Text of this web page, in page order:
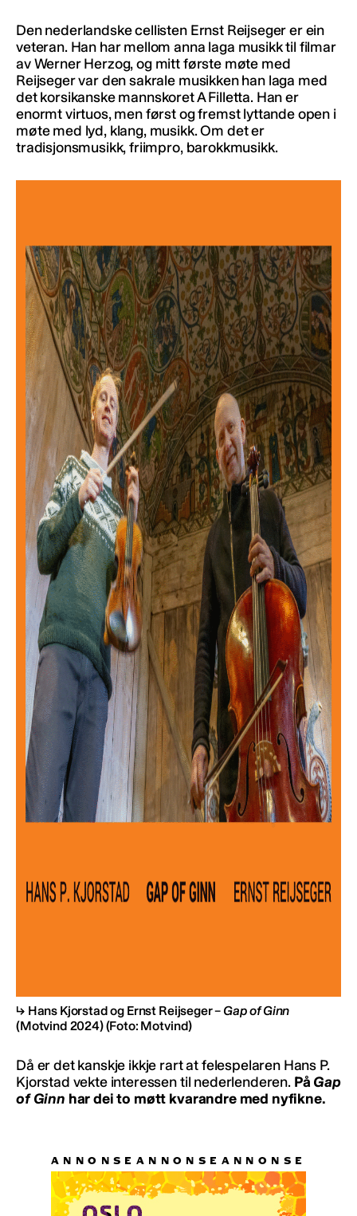
Den nederlandske cellisten Ernst Reijseger er ein
veteran. Han har mellom anna laga musikk til filmar
av Werner Herzog, og mitt første møte med
Reijseger var den sakrale musikken han laga med
det korsikanske mannskoret A Filletta. Han er
enormt virtuos, men først og fremst lyttande open i
møte med lyd, klang, musikk. Om det er
tradisjonsmusikk, friimpro, barokkmusikk.
Hans Kjorstad og Ernst Reijseger – Gap of Ginn
(Motvind 2024)(Foto: Motvind)
Då er det kanskje ikkje rart at felespelaren Hans P.
Kjorstad vekte interessen til nederlenderen. På Gap
of Ginn har dei to møtt kvarandre med nyfikne.